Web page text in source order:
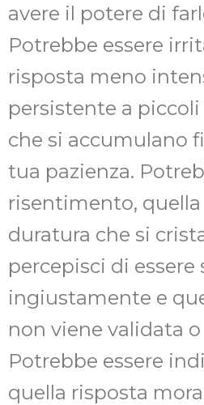
avere il potere di
Potrebbe essere
risposta meno
persistente a
che si accumulano
tua pazienza.
risentimento,
duratura che si
percepisci di
ingiustamente e
non viene validata
Potrebbe essere
quella risposta